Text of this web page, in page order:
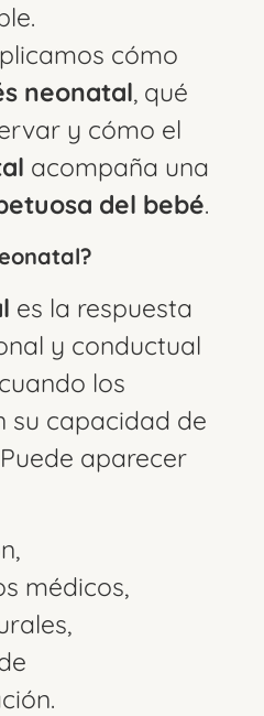
cómo
neonatal, qué
y cómo el
acompaña una
del bebé.
es la respuesta
y conductual
los
su capacidad de
aparecer
médicos,